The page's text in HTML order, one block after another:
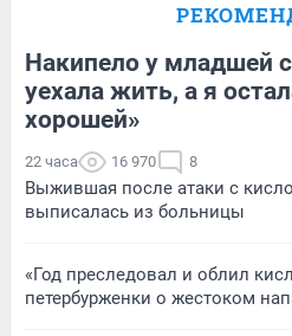
Накипело у младшей
уехала жить, а я
хорошей»
22 часа 16 970 8
Выжившая после атаки с
выписалась из больницы
«Год преследовал и облил
петербурженки о жестоком